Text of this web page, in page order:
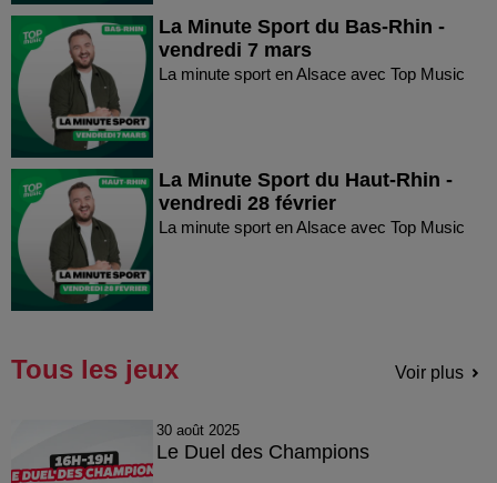
La Minute Sport du Bas-Rhin -
vendredi 7 mars
La minute sport en Alsace avec Top Music
La Minute Sport du Haut-Rhin -
vendredi 28 février
La minute sport en Alsace avec Top Music
Tous les jeux Voir plus
30 août 2025
Le Duel des Champions